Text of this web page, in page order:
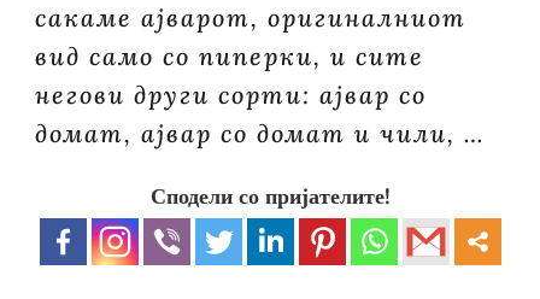
сакаме ајварот, оригиналниот
вид само со пиперки, и сите
негови други сорти: ајвар со
домат, ајвар со домат и чили, …
Сподели со пријателите!